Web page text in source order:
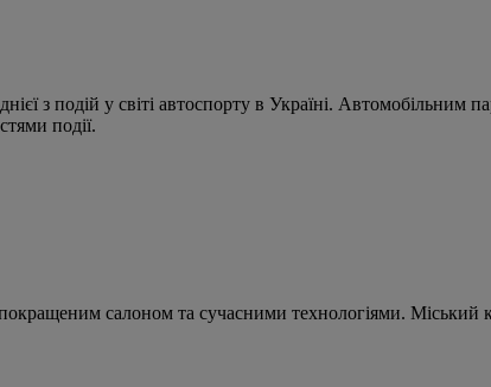
з подій у світі автоспорту в Україні.
події.
салоном та сучасними технологіями. Міський